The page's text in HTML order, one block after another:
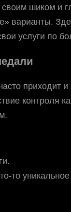
своим шиком и
варианты.
услуги по
приходит
контроля
то